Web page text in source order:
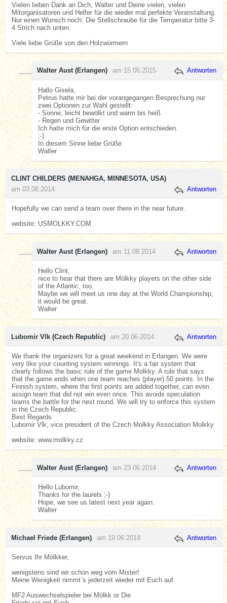
Vielen lieben Dank an Dich, Walter und Deine vielen, vielen
Mitorganisatoren und Helfer für die wieder mal perfekte Veranstaltung.
Nur einen Wunsch noch: Die Stellschraube für die Temperatur bitte 3-
4 Strich nach unten.
Viele liebe Grüße von den Holzwürmern
Walter Aust (Erlangen) am 15.06.2015 Antworten
Hallo Gisela,
Petrus hatte mir bei der vorangegangen Besprechung nur
zwei Optionen zur Wahl gestellt:
- Sonne, leicht bewölkt und warm bis heiß
- Regen und Gewitter
Ich hatte mich für die erste Option entschieden.
;-)
In diesem Sinne liebe Grüße
Walter
CLINT CHILDERS (MENAHGA, MINNESOTA, USA)
am 03.08.2014
Antworten
Hopefully we can send a team over there in the near future.
website: USMOLKKY.COM
Walter Aust (Erlangen) am 11.08.2014 Antworten
Hello Clint,
nice to hear that there are Mölkky players on the other side
of the Atlantic, too.
Maybe we will meet us one day at the World Championship,
it would be great.
Walter
Lubomir Vlk (Czech Republic) am 20.06.2014 Antworten
We thank the organizers for a great weekend in Erlangen. We were
very like your counting system winnings. It's a fair system that
clearly follows the basic rule of the game Molkky. A rule that says
that the game ends when one team reaches (player) 50 points. In the
Finnish system, where the first points are added together, can even
assign team that did not win even once. This avoids speculation
teams the battle for the next round. We will try to enforce this system
in the Czech Republic.
Best Regards
Lubomir Vlk, vice president of the Czech Molkky Association Molkky
website: www.molkky.cz
Walter Aust (Erlangen) am 23.06.2014 Antworten
Hello Lubomir,
Thanks for the laurels ;-)
Hope, we see us latest next year again.
Walter
Michael Friede (Erlangen) am 19.06.2014 Antworten
Servus Ihr Mölkker,
wenigstens sind wir schon weg vom Mister!
Meine Wenigkeit nimmt´s jederzeit wieder mit Euch auf.
MF2 Auswechselspieler bei Mölkk or Die